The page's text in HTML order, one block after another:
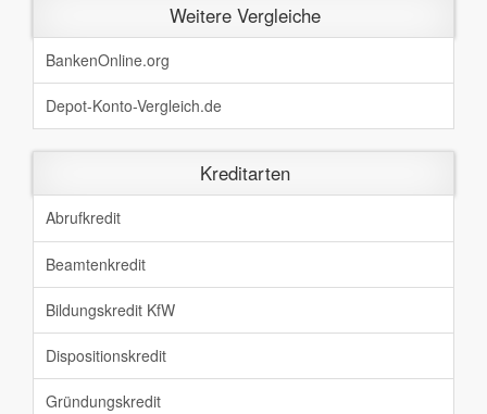
Weitere Vergleiche
BankenOnline.org
Depot-Konto-Vergleich.de
Kreditarten
Abrufkredit
Beamtenkredit
Bildungskredit KfW
Dispositionskredit
Gründungskredit